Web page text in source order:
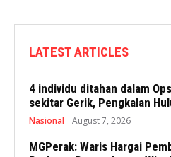
LATEST ARTICLES
4 individu ditahan dalam
sekitar Gerik, Pengkalan
Nasional August 7, 2026
MGPerak: Waris Hargai